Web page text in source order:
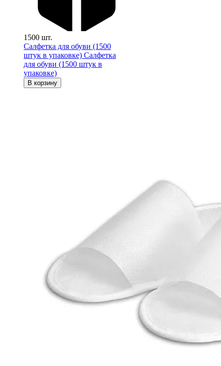
1500 шт.
Салфетка для обуви (1500
штук в упаковке) Салфетка
для обуви (1500 штук в
упаковке)
В корзину